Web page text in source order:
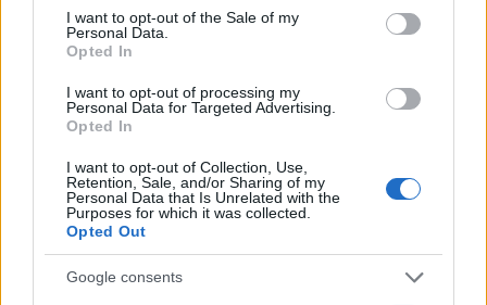
consent section.
I want to opt-out of the Sale of my
Personal Data.
Opted In
I want to opt-out of processing my
Personal Data for Targeted Advertising.
Opted In
I want to opt-out of Collection, Use,
Retention, Sale, and/or Sharing of my
Personal Data that Is Unrelated with the
Purposes for which it was collected.
Opted Out
Google consents
Raid nelle campagne di Berchidda, rischio per
la rete elettrica
ritrova la strada
Nuovi stalli residenti a Palau, il Comune
completa l’iter